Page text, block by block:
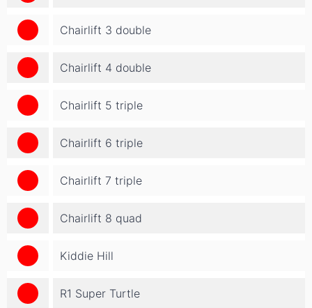
Chairlift 3 double
Chairlift 4 double
Chairlift 5 triple
Chairlift 6 triple
Chairlift 7 triple
Chairlift 8 quad
Kiddie Hill
R1 Super Turtle